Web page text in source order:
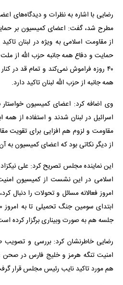
رضایی با اشاره به نظرات و دیدگاه‌های
مطرح شد، گفت: اعضای کمیسیون بر
از مقاومت اسلامی به ویژه در لبنان
حمایت و دفاع همه جانبه حزب الله از
۴۰ روزه فراموش نمی‌کند و تمام قد در
همه جانبه از حزب الله لبنان تاکید دارد.
وی اضافه کرد: اعضای کمیسیون
اسرائیل در لبنان شدند و استفاده از
مقاومت و لزوم هم افزایی برای تقویت
از دیگر نکاتی بود که اعضای کمیسیون به
این نماینده مجلس تصریح کرد: علی
اسلامی در این نشست از کمیسیون
امروز فعالانه مسائل و تحولات را دنبال
جلسه هم به صورت وبیناری برگزار کرده
رضایی خاطرنشان کرد: بررسی و تصویب
امنیت تنگه هرمز و خلیج فارس در
هم مورد تاکید نایب رئیس مجلس قرار